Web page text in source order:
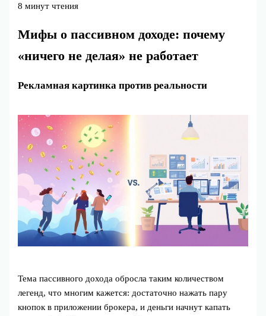
8 минут чтения
Мифы о пассивном доходе: почему
«ничего не делая» не работает
Рекламная картинка против реальности
Тема пассивного дохода обросла таким количеством
легенд, что многим кажется: достаточно нажать пару
кнопок в приложении брокера, и деньги начнут капать